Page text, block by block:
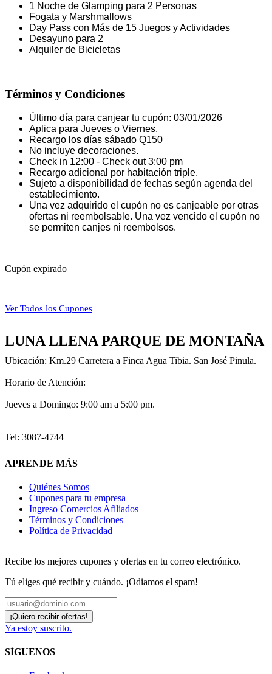
1 Noche de Glamping para 2 Personas
Fogata y Marshmallows
Day Pass con Más de 15 Juegos y Actividades
Desayuno para 2
Alquiler de Bicicletas
Términos y Condiciones
Último día para canjear tu cupón: 03/01/2026
Aplica para Jueves o Viernes.
Recargo los días sábado Q150
No incluye decoraciones.
Check in 12:00 - Check out 3:00 pm
Recargo adicional por habitación triple.
Sujeto a disponibilidad de fechas según agenda del
establecimiento.
Una vez adquirido el cupón no es canjeable por otras
ofertas ni reembolsable. Una vez vencido el cupón no
se permiten canjes ni reembolsos.
Cupón expirado
Ver Todos los Cupones
LUNA LLENA PARQUE DE MONTAÑA
Ubicación: Km.29 Carretera a Finca Agua Tibia. San José Pinula.
Horario de Atención:
Jueves a Domingo: 9:00 am a 5:00 pm.
Tel: 3087-4744
APRENDE MÁS
Quiénes Somos
Cupones para tu empresa
Ingreso Comercios Afiliados
Términos y Condiciones
Política de Privacidad
Recibe los mejores cupones y ofertas en tu correo electrónico.
Tú eliges qué recibir y cuándo. ¡Odiamos el spam!
Ya estoy suscrito.
SÍGUENOS